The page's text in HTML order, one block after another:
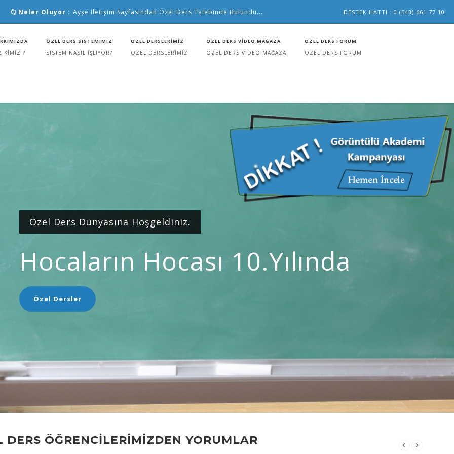
Neler Oluyor : Ayşe İletişim Sayfasından Özel Ders Talebinde Bulundu... DESTEK HATTI : 0 (543) 661 77 10
KİMİZ ?
ÖZEL DERS SISTEMIMIZ
SISTEM NASIL İŞLIYOR?
ÖZEL DERSLERİMİZ
ÖZEL DERSLERİMİZ
ÖZEL DERS VİDEO MAĞAZA
ÖZEL DERS VİDEO MAĞAZA
ÖZEL DERS FORUM
ÖZEL DERS FORUM
Özel Ders Dünyasına Hoşgeldiniz.
Hocaların Hocası 10.yılında
Özel Dersler
DERS ÖĞRENCİLERİMİZDEN YORUMLAR